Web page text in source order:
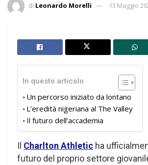
di Leonardo Morelli 13 Maggio
In questo articolo
Un percorso iniziato da lontano
L’eredità nigeriana al The Valley
Il futuro dell’accademia
Il Charlton Athletic ha
futuro del proprio settore